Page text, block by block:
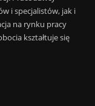
i specjalistów, jak i
na rynku pracy
kształtuje się